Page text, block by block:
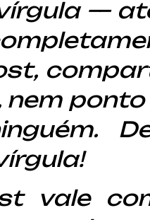
—
nem
vale